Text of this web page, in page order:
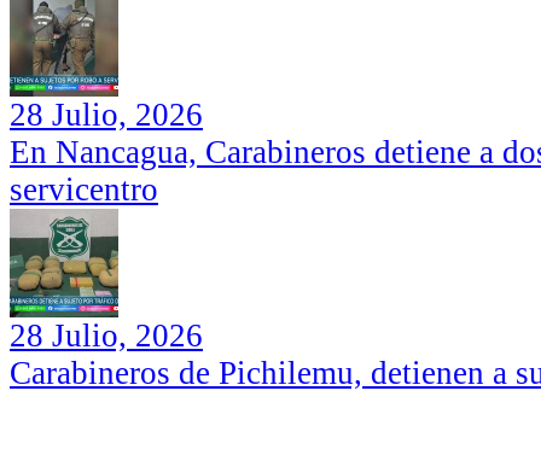
28 Julio, 2026
En Nancagua, Carabineros detiene a
servicentro
28 Julio, 2026
Carabineros de Pichilemu, detienen a